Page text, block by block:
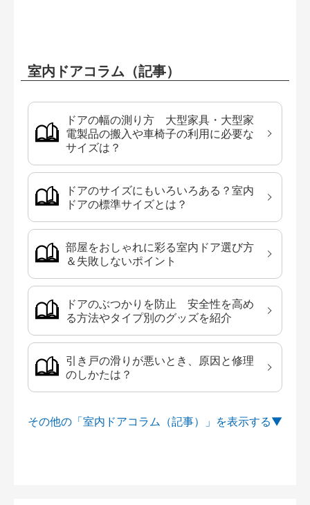
室内ドアコラム（記事）
ドアの幅の測り方 大型家具・大型家
電製品の搬入や車椅子の利用に必要な
サイズは？
ドアのサイズにもいろいろある？室内
ドアの標準サイズとは？
部屋をおしゃれに彩る室内ドア選び方
＆失敗しないポイント
ドアのぶつかりを防止 安全性を高め
る方法やタイプ別のグッズを紹介
引き戸の滑りが悪いとき、原因と修理
のしかたは？
その他の「室内ドアコラム（記事）」を